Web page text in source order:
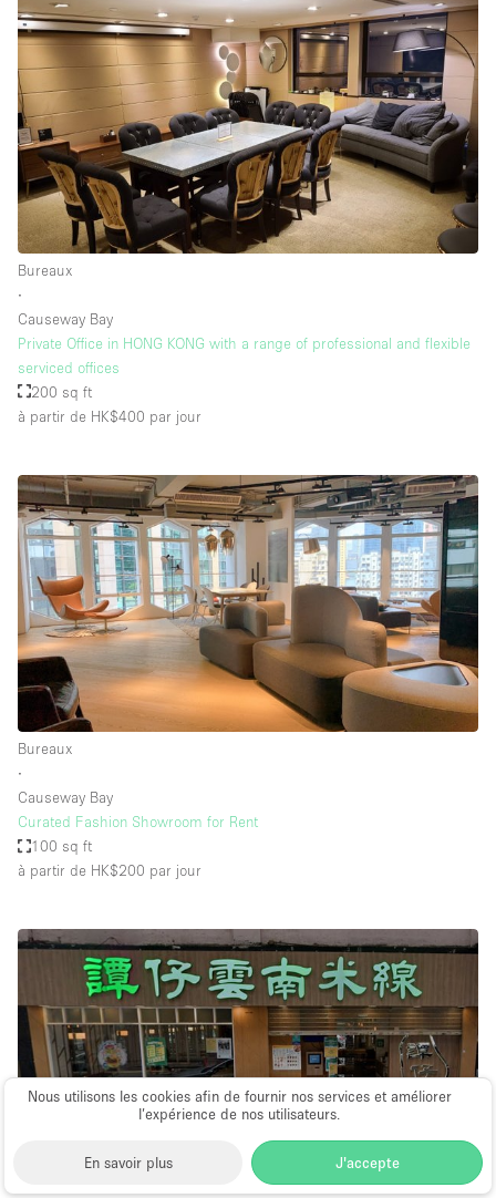
Nous utilisons les cookies afin de fournir nos services et améliorer
l’expérience de nos utilisateurs.
En savoir plus J'accepte
Bureaux
∙
Causeway Bay
Private Office in HONG KONG with a range of professional and flexible
serviced offices
200 sq ft
à partir de HK$400 par jour
Bureaux
∙
Causeway Bay
Curated Fashion Showroom for Rent
100 sq ft
à partir de HK$200 par jour